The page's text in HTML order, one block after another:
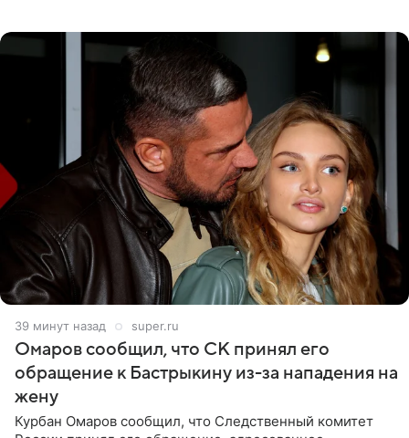
39 минут назад super.ru
Омаров сообщил, что СК принял его
обращение к Бастрыкину из-за нападения на
жену
Курбан Омаров сообщил, что Следственный комитет